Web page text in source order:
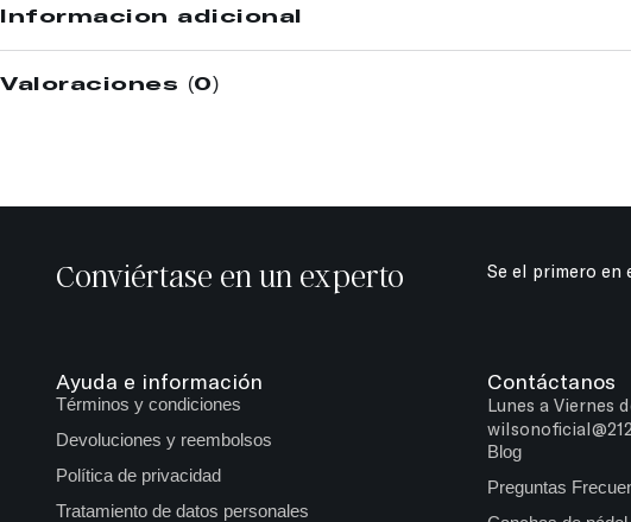
Información adicional
Valoraciones (0)
Conviértase en un experto Se el primero en
Ayuda e información
Términos y condiciones
Devoluciones y reembolsos
Política de privacidad
Tratamiento de datos personales
Contáctanos
Lunes a Viernes
Blog
Preguntas